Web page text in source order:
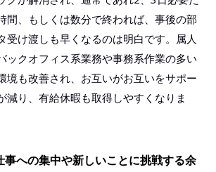
間、もしくは数分で終われば、事後の部
受け渡しも早くなるのは明白です。属人
ックオフィス系業務や事務系作業の多い
境も改善され、お互いがお互いをサポー
減り、有給休暇も取得しやすくなりま
事への集中や新しいことに挑戦する余